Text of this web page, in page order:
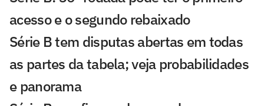
acesso e o segundo rebaixado
Série B tem disputas abertas em todas
as partes da tabela; veja probabilidades
e panorama